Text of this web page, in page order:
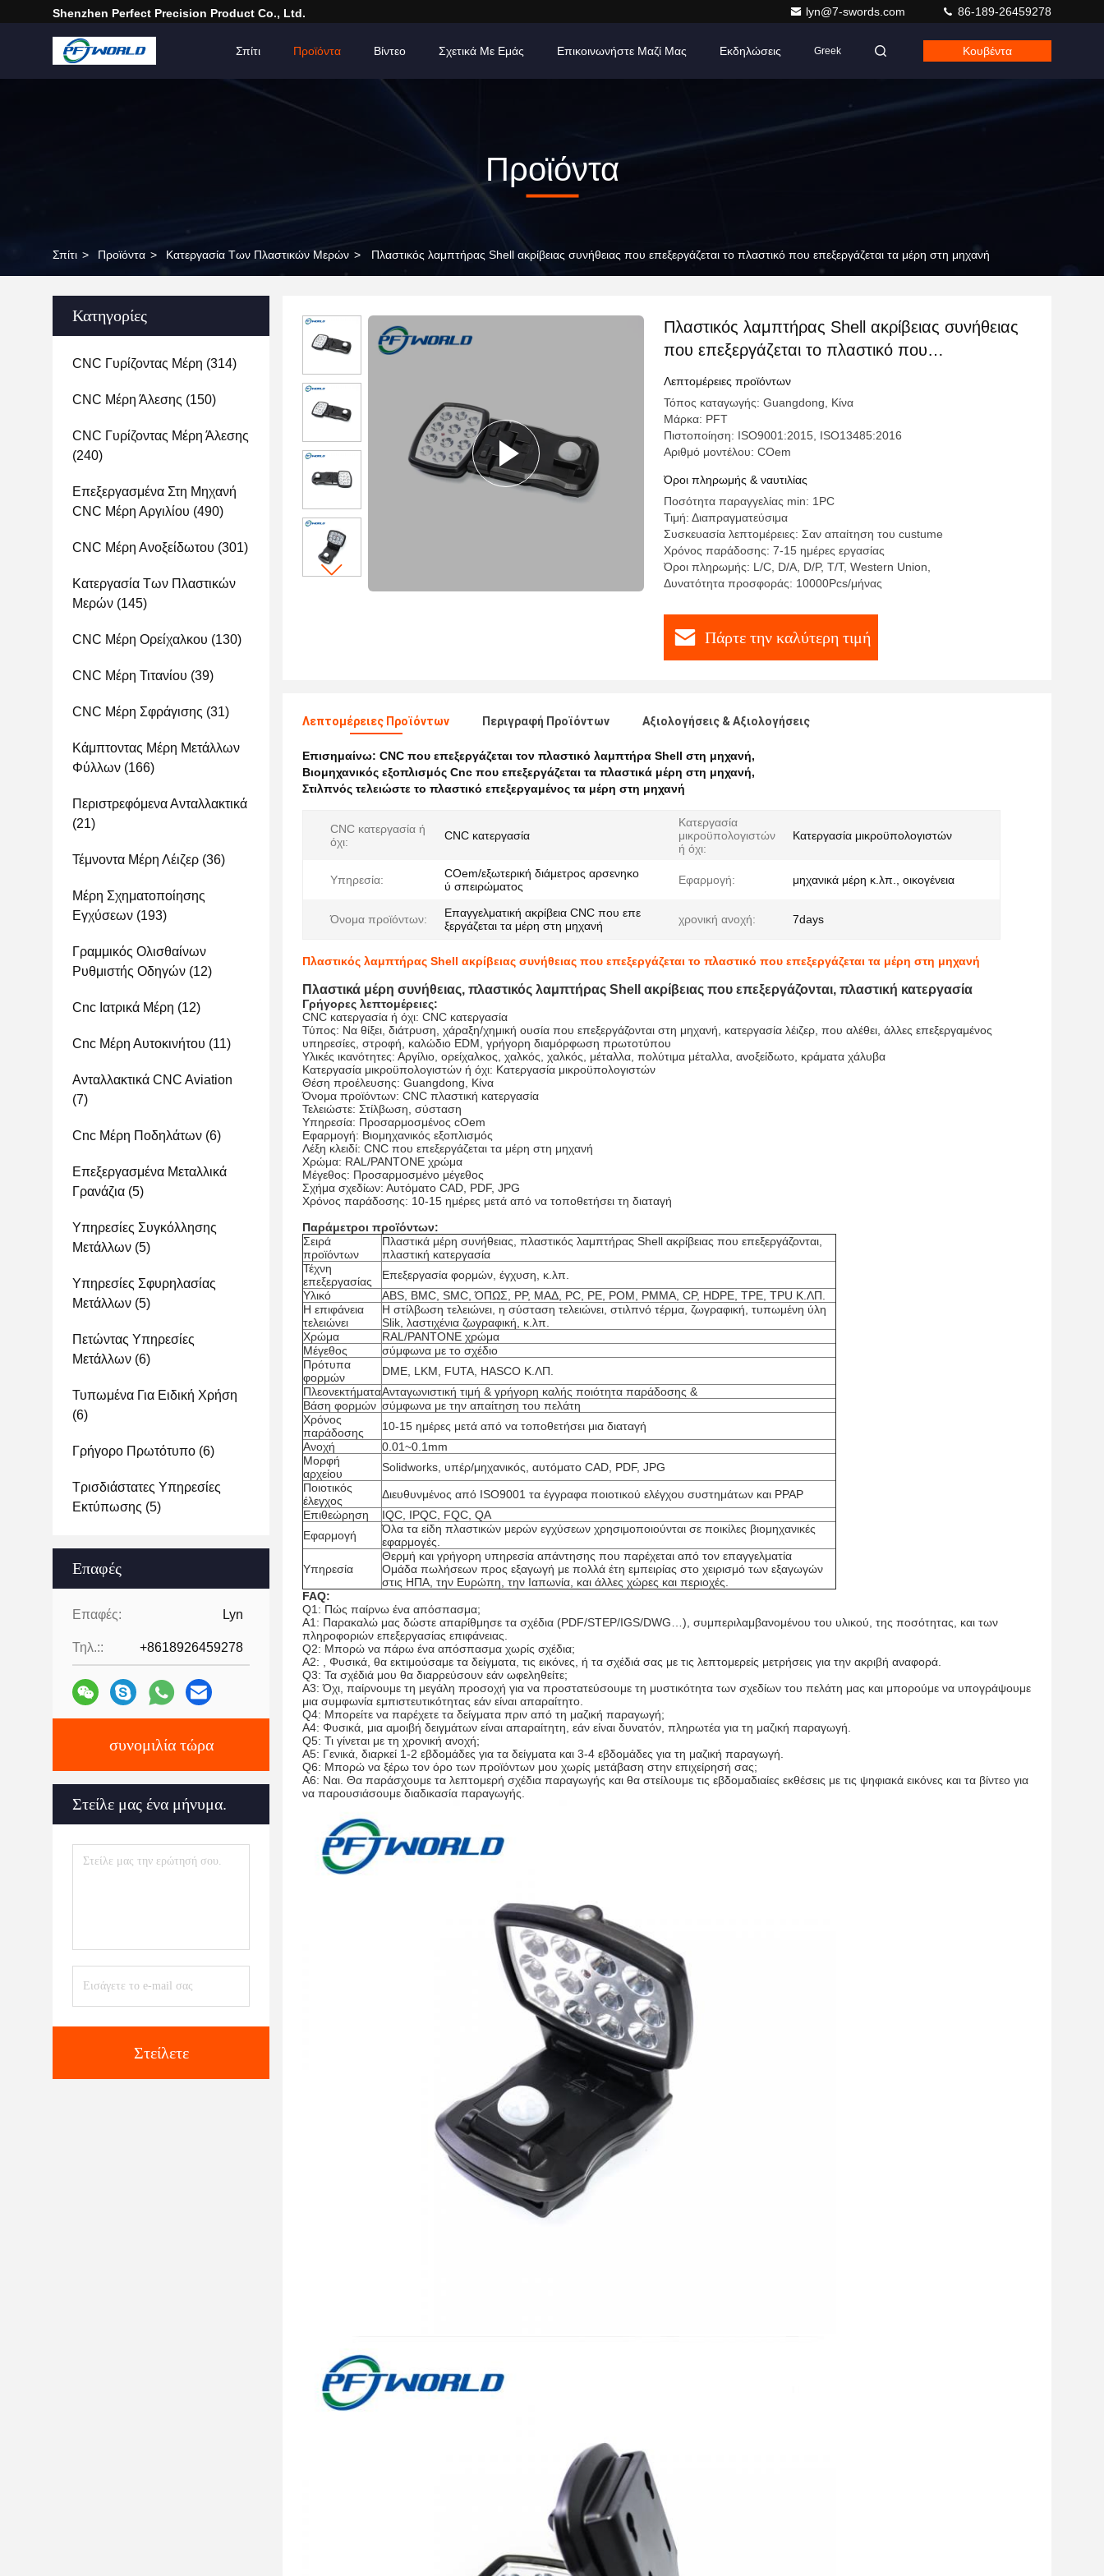
Shenzhen Perfect Precision Product Co., Ltd. lyn@7-swords.com 86-189-26459278
Σπίτι Προϊόντα Βίντεο Σχετικά Με Εμάς Επικοινωνήστε Μαζί Μας Εκδηλώσεις Greek Κουβέντα
Προϊόντα
Σπίτι > Προϊόντα > Κατεργασία Των Πλαστικών Μερών > Πλαστικός λαμπτήρας Shell ακρίβειας συνήθειας που επεξεργάζεται το πλαστικό που επεξεργάζεται τα μέρη στη μηχανή
Κατηγορίες
CNC Γυρίζοντας Μέρη (314)
CNC Μέρη Άλεσης (150)
CNC Γυρίζοντας Μέρη Άλεσης
(240)
Επεξεργασμένα Στη Μηχανή
CNC Μέρη Αργιλίου (490)
CNC Μέρη Ανοξείδωτου (301)
Κατεργασία Των Πλαστικών
Μερών (145)
CNC Μέρη Ορείχαλκου (130)
CNC Μέρη Τιτανίου (39)
CNC Μέρη Σφράγισης (31)
Κάμπτοντας Μέρη Μετάλλων
Φύλλων (166)
Περιστρεφόμενα Ανταλλακτικά
(21)
Τέμνοντα Μέρη Λέιζερ (36)
Μέρη Σχηματοποίησης
Εγχύσεων (193)
Γραμμικός Ολισθαίνων
Ρυθμιστής Οδηγών (12)
Cnc Ιατρικά Μέρη (12)
Cnc Μέρη Αυτοκινήτου (11)
Ανταλλακτικά CNC Aviation
(7)
Cnc Μέρη Ποδηλάτων (6)
Επεξεργασμένα Μεταλλικά
Γρανάζια (5)
Υπηρεσίες Συγκόλλησης
Μετάλλων (5)
Υπηρεσίες Σφυρηλασίας
Μετάλλων (5)
Πετώντας Υπηρεσίες
Μετάλλων (6)
Τυπωμένα Για Ειδική Χρήση
(6)
Γρήγορο Πρωτότυπο (6)
Τρισδιάστατες Υπηρεσίες
Εκτύπωσης (5)
Επαφές
Επαφές: Lyn
Τηλ.:: +8618926459278
συνομιλία τώρα
Στείλε μας ένα μήνυμα.
Στείλετε
Πλαστικός λαμπτήρας Shell ακρίβειας συνήθειας
που επεξεργάζεται το πλαστικό που
επεξεργάζεται τα μέρη στη μηχανή
Λεπτομέρειες προϊόντων
Τόπος καταγωγής: Guangdong, Κίνα
Μάρκα: PFT
Πιστοποίηση: ISO9001:2015, ISO13485:2016
Αριθμό μοντέλου: COem
Όροι πληρωμής & ναυτιλίας
Ποσότητα παραγγελίας min: 1PC
Τιμή: Διαπραγματεύσιμα
Συσκευασία λεπτομέρειες: Σαν απαίτηση του custume
Χρόνος παράδοσης: 7-15 ημέρες εργασίας
Όροι πληρωμής: L/C, D/A, D/P, T/T, Western Union,
Δυνατότητα προσφοράς: 10000Pcs/μήνας
Πάρτε την καλύτερη τιμή
Λεπτομέρειες Προϊόντων Περιγραφή Προϊόντων Αξιολογήσεις & Αξιολογήσεις
Επισημαίνω: CNC που επεξεργάζεται τον πλαστικό λαμπτήρα Shell στη μηχανή,
Βιομηχανικός εξοπλισμός Cnc που επεξεργάζεται τα πλαστικά μέρη στη μηχανή,
Στιλπνός τελειώστε το πλαστικό επεξεργαμένος τα μέρη στη μηχανή
CNC κατεργασία ή
όχι:
CNC κατεργασία
Κατεργασία
μικροϋπολογιστών
ή όχι:
Κατεργασία μικροϋπολογιστών
Υπηρεσία:
COem/εξωτερική διάμετρος αρσενηκο
ύ σπειρώματος
Εφαρμογή: μηχανικά μέρη κ.λπ., οικογένεια
Όνομα προϊόντων:
Επαγγελματική ακρίβεια CNC που επε
ξεργάζεται τα μέρη στη μηχανή
χρονική ανοχή: 7days
Πλαστικός λαμπτήρας Shell ακρίβειας συνήθειας που επεξεργάζεται το πλαστικό που επεξεργάζεται τα μέρη στη μηχανή
Πλαστικά μέρη συνήθειας, πλαστικός λαμπτήρας Shell ακρίβειας που επεξεργάζονται, πλαστική κατεργασία
Γρήγορες λεπτομέρειες:
CNC κατεργασία ή όχι: CNC κατεργασία
Τύπος: Να θίξει, διάτρυση, χάραξη/χημική ουσία που επεξεργάζονται στη μηχανή, κατεργασία λέιζερ, που αλέθει, άλλες επεξεργαμένος
υπηρεσίες, στροφή, καλώδιο EDM, γρήγορη διαμόρφωση πρωτοτύπου
Υλικές ικανότητες: Αργίλιο, ορείχαλκος, χαλκός, χαλκός, μέταλλα, πολύτιμα μέταλλα, ανοξείδωτο, κράματα χάλυβα
Κατεργασία μικροϋπολογιστών ή όχι: Κατεργασία μικροϋπολογιστών
Θέση προέλευσης: Guangdong, Κίνα
Όνομα προϊόντων: CNC πλαστική κατεργασία
Τελειώστε: Στίλβωση, σύσταση
Υπηρεσία: Προσαρμοσμένος cOem
Εφαρμογή: Βιομηχανικός εξοπλισμός
Λέξη κλειδί: CNC που επεξεργάζεται τα μέρη στη μηχανή
Χρώμα: RAL/PANTONE χρώμα
Μέγεθος: Προσαρμοσμένο μέγεθος
Σχήμα σχεδίων: Αυτόματο CAD, PDF, JPG
Χρόνος παράδοσης: 10-15 ημέρες μετά από να τοποθετήσει τη διαταγή
Παράμετροι προϊόντων:
Σειρά
προϊόντων
Πλαστικά μέρη συνήθειας, πλαστικός λαμπτήρας Shell ακρίβειας που επεξεργάζονται,
πλαστική κατεργασία
Τέχνη
επεξεργασίας
Επεξεργασία φορμών, έγχυση, κ.λπ.
Υλικό
ABS, BMC, SMC, ΌΠΩΣ, PP, ΜΑΔ, PC, PE, POM, PMMA, CP, HDPE, TPE, TPU Κ.ΛΠ.
Η επιφάνεια
τελειώνει
Η στίλβωση τελειώνει, η σύσταση τελειώνει, στιλπνό τέρμα, ζωγραφική, τυπωμένη ύλη
Slik, λαστιχένια ζωγραφική, κ.λπ.
Χρώμα
RAL/PANTONE χρώμα
Μέγεθος
σύμφωνα με το σχέδιο
Πρότυπα
φορμών
DME, LKM, FUTA, HASCO Κ.ΛΠ.
ΠλεονεκτήματαΑνταγωνιστική τιμή & γρήγορη καλής ποιότητα παράδοσης &
Βάση φορμών σύμφωνα με την απαίτηση του πελάτη
Χρόνος
παράδοσης
10-15 ημέρες μετά από να τοποθετήσει μια διαταγή
Ανοχή
0.01~0.1mm
Μορφή
αρχείου
Solidworks, υπέρ/μηχανικός, αυτόματο CAD, PDF, JPG
Ποιοτικός
έλεγχος
Διευθυνμένος από ISO9001 τα έγγραφα ποιοτικού ελέγχου συστημάτων και PPAP
Επιθεώρηση
IQC, IPQC, FQC, QA
Εφαρμογή
Όλα τα είδη πλαστικών μερών εγχύσεων χρησιμοποιούνται σε ποικίλες βιομηχανικές
εφαρμογές.
Υπηρεσία
Θερμή και γρήγορη υπηρεσία απάντησης που παρέχεται από τον επαγγελματία
Ομάδα πωλήσεων προς εξαγωγή με πολλά έτη εμπειρίας στο χειρισμό των εξαγωγών
στις ΗΠΑ, την Ευρώπη, την Ιαπωνία, και άλλες χώρες και περιοχές.
FAQ:
Q1: Πώς παίρνω ένα απόσπασμα;
Α1: Παρακαλώ μας δώστε απαρίθμησε τα σχέδια (PDF/STEP/IGS/DWG…), συμπεριλαμβανομένου του υλικού, της ποσότητας, και των
πληροφοριών επεξεργασίας επιφάνειας.
Q2: Μπορώ να πάρω ένα απόσπασμα χωρίς σχέδια;
A2: , Φυσικά, θα εκτιμούσαμε τα δείγματα, τις εικόνες, ή τα σχέδιά σας με τις λεπτομερείς μετρήσεις για την ακριβή αναφορά.
Q3: Τα σχέδιά μου θα διαρρεύσουν εάν ωφεληθείτε;
A3: Όχι, παίρνουμε τη μεγάλη προσοχή για να προστατεύσουμε τη μυστικότητα των σχεδίων του πελάτη μας και μπορούμε να υπογράψουμε
μια συμφωνία εμπιστευτικότητας εάν είναι απαραίτητο.
Q4: Μπορείτε να παρέχετε τα δείγματα πριν από τη μαζική παραγωγή;
A4: Φυσικά, μια αμοιβή δειγμάτων είναι απαραίτητη, εάν είναι δυνατόν, πληρωτέα για τη μαζική παραγωγή.
Q5: Τι γίνεται με τη χρονική ανοχή;
A5: Γενικά, διαρκεί 1-2 εβδομάδες για τα δείγματα και 3-4 εβδομάδες για τη μαζική παραγωγή.
Q6: Μπορώ να ξέρω τον όρο των προϊόντων μου χωρίς μετάβαση στην επιχείρησή σας;
A6: Ναι. Θα παράσχουμε τα λεπτομερή σχέδια παραγωγής και θα στείλουμε τις εβδομαδιαίες εκθέσεις με τις ψηφιακά εικόνες και τα βίντεο για
να παρουσιάσουμε διαδικασία παραγωγής.